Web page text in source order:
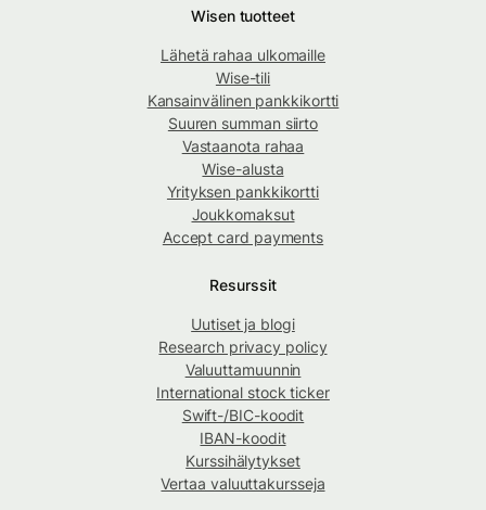
Wisen tuotteet
Lähetä rahaa ulkomaille
Wise-tili
Kansainvälinen pankkikortti
Suuren summan siirto
Vastaanota rahaa
Wise-alusta
Yrityksen pankkikortti
Joukkomaksut
Accept card payments
Resurssit
Uutiset ja blogi
Research privacy policy
Valuuttamuunnin
International stock ticker
Swift-/BIC-koodit
IBAN-koodit
Kurssihälytykset
Vertaa valuuttakursseja